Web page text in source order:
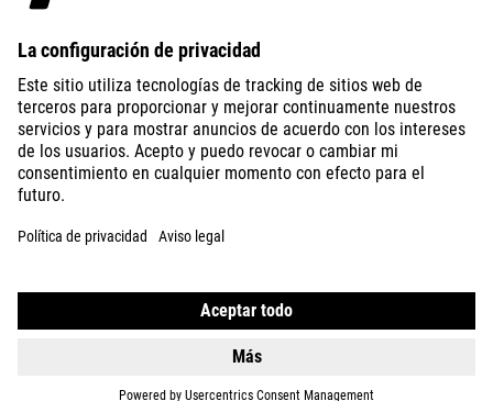
ABOUT US
EXPLORE